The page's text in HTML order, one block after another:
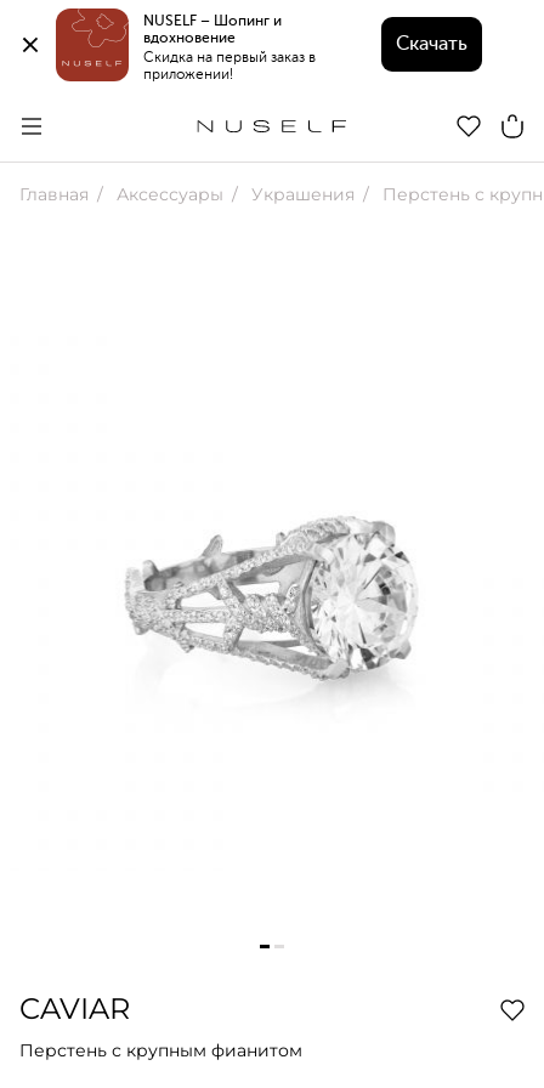
NUSELF – Шопинг и
вдохновение
Скидка на первый заказ в
приложении!
Скачать
Главная Аксессуары Украшения Перстень с
CAVIAR
Перстень с крупным фианитом